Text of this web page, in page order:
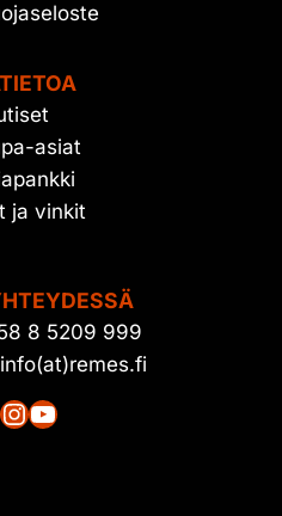
asiat
ja vinkit
8 5209 999
Instagram
YouTube